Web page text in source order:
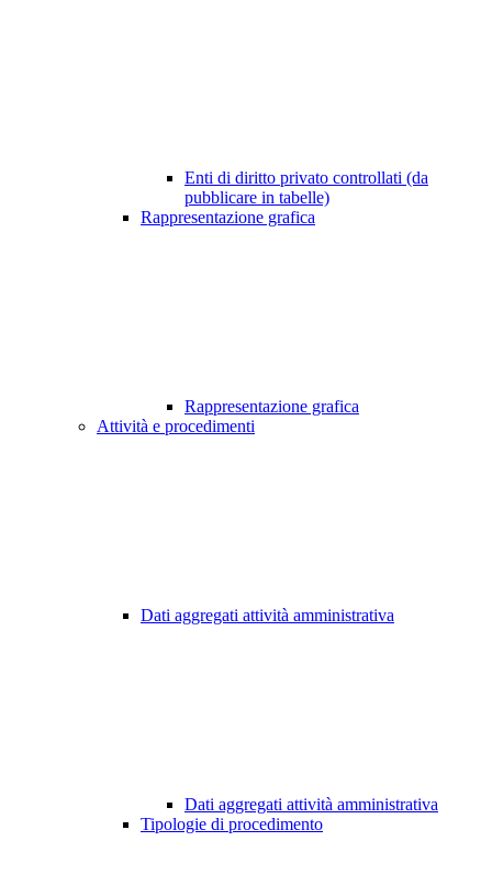
Enti di diritto privato controllati (da
pubblicare in tabelle)
Rappresentazione grafica
Rappresentazione grafica
Attività e procedimenti
Dati aggregati attività amministrativa
Dati aggregati attività amministrativa
Tipologie di procedimento